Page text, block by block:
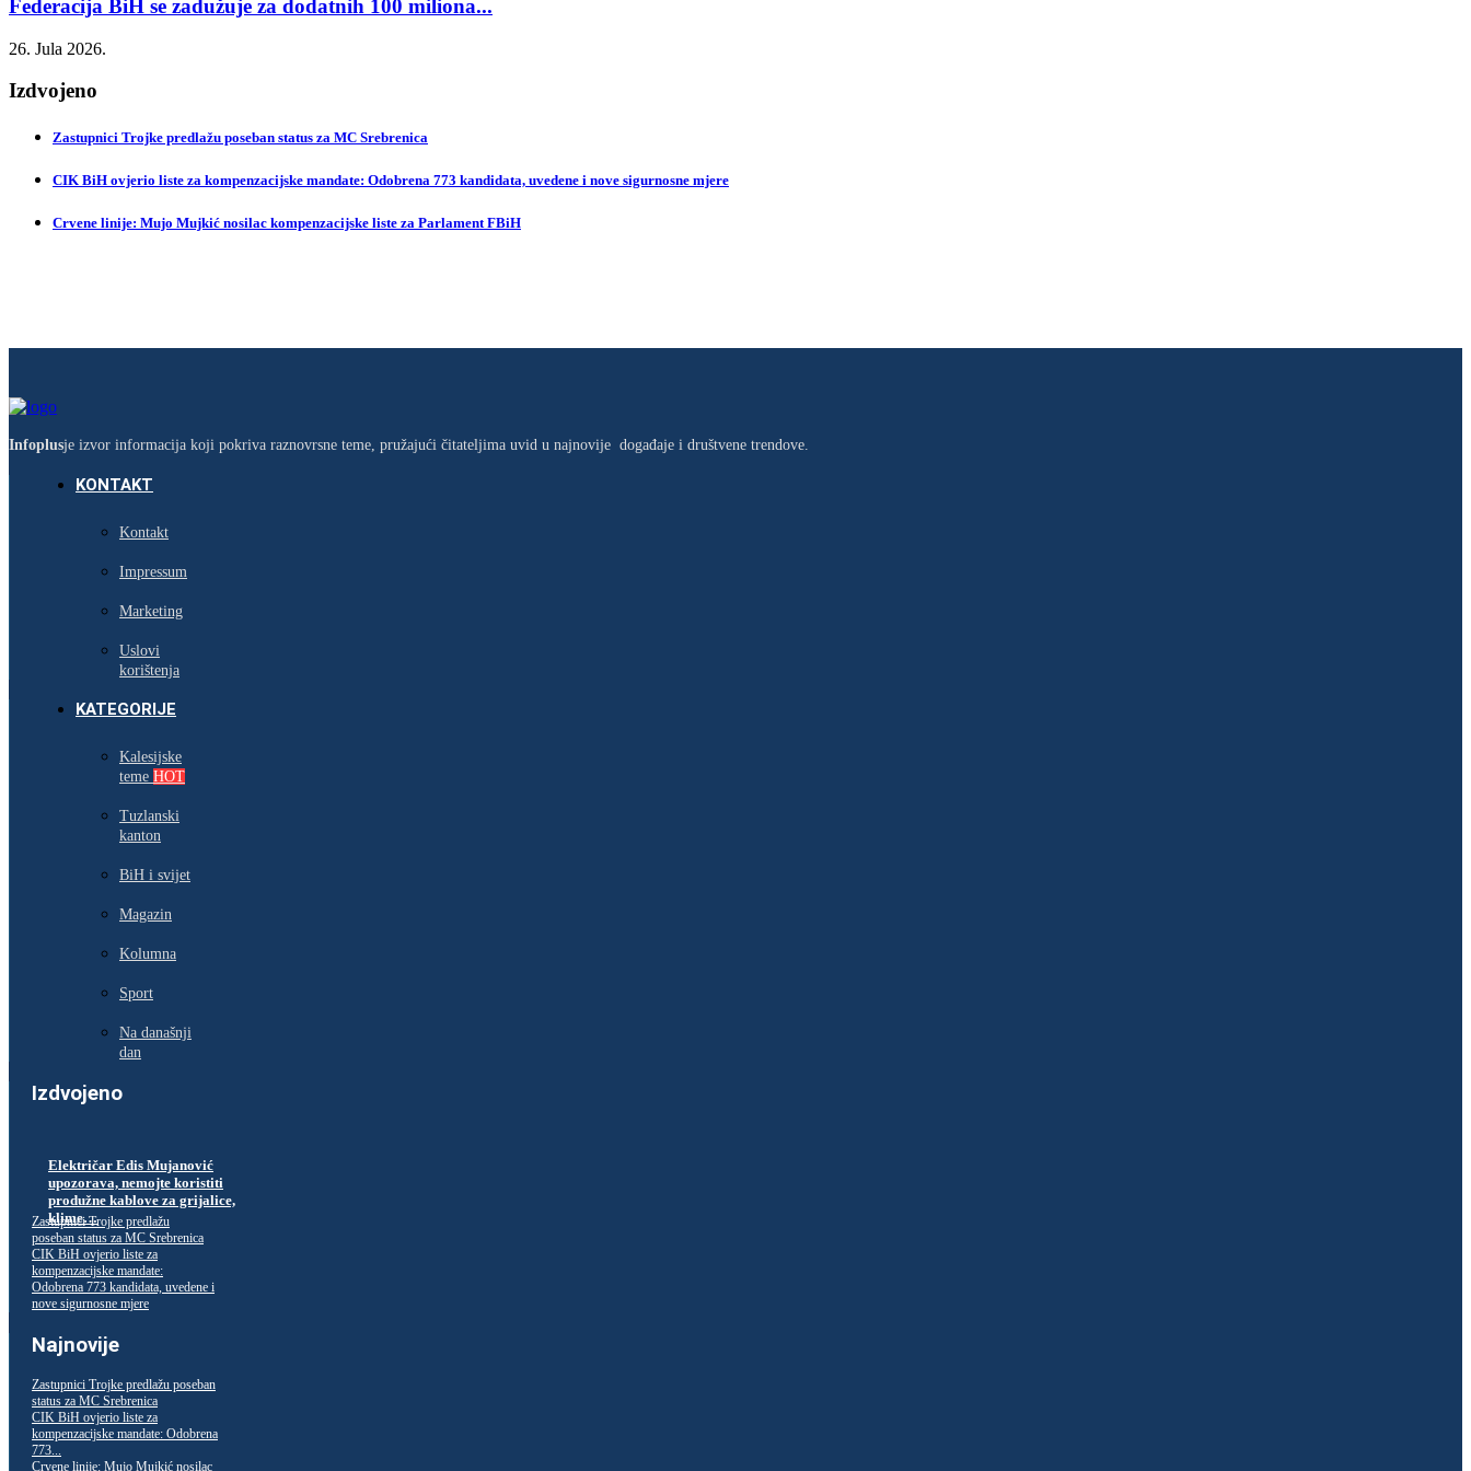
Federacija BiH se zadužuje za dodatnih 100 miliona...
26. Jula 2026.
Izdvojeno
Zastupnici Trojke predlažu poseban status za MC Srebrenica
CIK BiH ovjerio liste za kompenzacijske mandate: Odobrena 773 kandidata, uvedene i nove sigurnosne mjere
Crvene linije: Mujo Mujkić nosilac kompenzacijske liste za Parlament FBiH
Infoplusje izvor informacija koji pokriva raznovrsne teme, pružajući čitateljima uvid u najnovije događaje i društvene trendove.
KONTAKT
Kontakt
Impressum
Marketing
Uslovi
korištenja
KATEGORIJE
Kalesijske
teme HOT
Tuzlanski
kanton
BiH i svijet
Magazin
Kolumna
Sport
Na današnji
dan
Izdvojeno
Električar Edis Mujanović
upozorava, nemojte koristiti
produžne kablove za grijalice,
klime…
Zastupnici Trojke predlažu
poseban status za MC Srebrenica
CIK BiH ovjerio liste za
kompenzacijske mandate:
Odobrena 773 kandidata, uvedene i
nove sigurnosne mjere
Najnovije
Zastupnici Trojke predlažu poseban
status za MC Srebrenica
CIK BiH ovjerio liste za
kompenzacijske mandate: Odobrena
773...
Crvene linije: Mujo Mujkić nosilac